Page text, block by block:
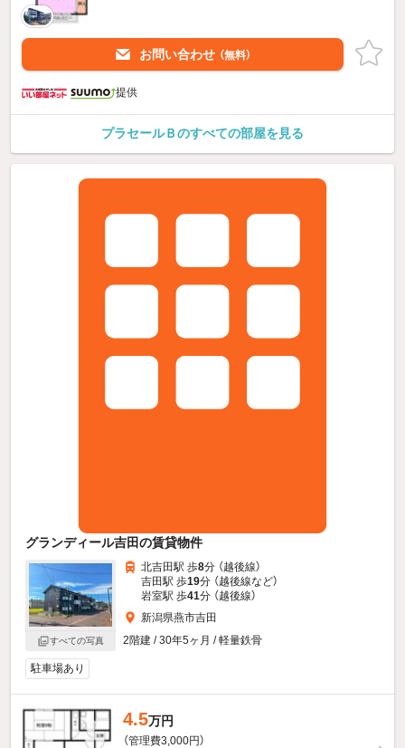
お問い合わせ （無料）
提供
プラセールＢのすべての部屋を見る
グランディール吉田の賃貸物件
すべての写真
北吉田駅 歩8分 （越後線）
吉田駅 歩19分 （越後線など）
岩室駅 歩41分 （越後線）
新潟県燕市吉田
2階建 / 30年5ヶ月 / 軽量鉄骨
駐車場あり
4.5万円
（管理費3,000円）